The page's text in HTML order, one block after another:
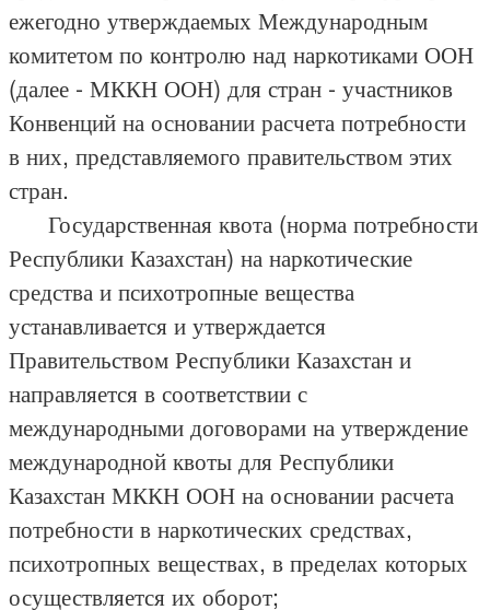
ежегодно утверждаемых Международным
комитетом по контролю над наркотиками ООН
(далее - МККН ООН) для стран - участников
Конвенций на основании расчета потребности
в них, представляемого правительством этих
стран.
Государственная квота (норма потребности
Республики Казахстан) на наркотические
средства и психотропные вещества
устанавливается и утверждается
Правительством Республики Казахстан и
направляется в соответствии с
международными договорами на утверждение
международной квоты для Республики
Казахстан МККН ООН на основании расчета
потребности в наркотических средствах,
психотропных веществах, в пределах которых
осуществляется их оборот;